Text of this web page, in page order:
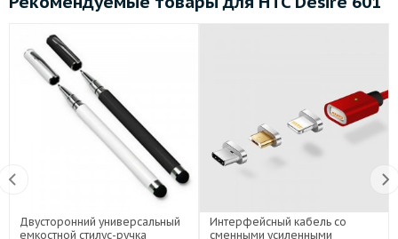
Двусторонний универсальный
емкостной стилус-ручка
Интерфейсный кабель со
сменными усиленными